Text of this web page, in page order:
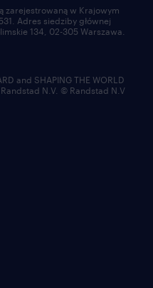
zarejestrowaną w Krajowym
Adres siedziby głównej
134, 02-305 Warszawa.
and SHAPING THE WORLD
N.V. © Randstad N.V